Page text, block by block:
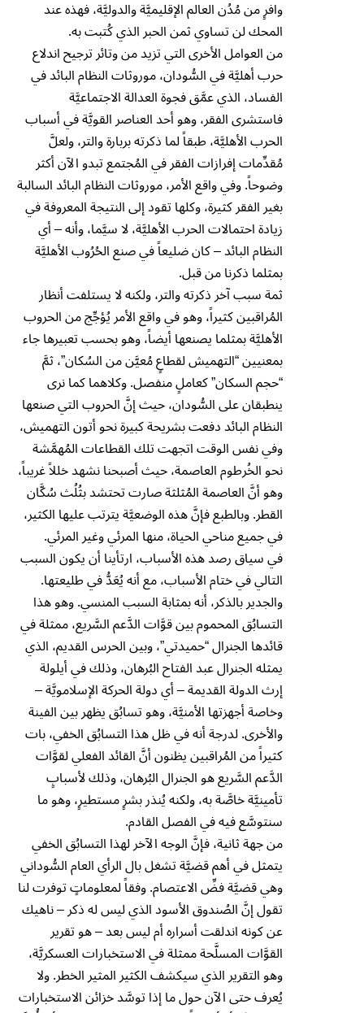
وافرٍ من مُدُن العالم الإقليميَّة والدوليَّة، فهذه عند
المحك لن تساوي ثمن الحبر الذي كُتبت به.
من العوامل الأخرى التي تزيد من وتائر ترجيح اندلاع
حرب أهليَّة في السُّودان، موروثات النظام البائد في
الفساد، الذي عمَّق فجوة العدالة الاجتماعيَّة
فاستشرى الفقر، وهو أحد العناصر القويَّة في أسباب
الحرب الأهليَّة، طبقاً لما ذكرته بربارة والتر، ولعلَّ
مُقدِّمات إفرازات الفقر في المُجتمع تبدو الآن أكثر
وضوحاً. وفي واقع الأمر، موروثات النظام البائد السالبة
بغير الفقر كثيرة، وكلها تقود إلى النتيجة المعروفة في
زيادة احتمالات الحرب الأهليَّة، لا سيَّما، وأنه – أي
النظام البائد – كان ضليعاً في صنع الحُرُوب الأهليَّة
بمثلما ذكرنا من قبل.
ثمة سبب آخر ذكرته والتر، ولكنه لا يستلفت أنظار
المُراقبين كثيراً، وهو في واقع الأمر يُؤجِّج من الحروب
الأهليَّة بمثلما يصنعها أيضاً، وهو بحسب تعبيرها جاء
بمعنيين “التهميش لقطاعٍ مُعيَّن من السُكان”، ثمَّ
“حجم السكان” كعاملٍ منفصل. وكلاهما كما نرى
ينطبقان على السُّودان، حيث إنَّ الحروب التي صنعها
النظام البائد دفعت بشريحة كبيرة نحو أتون التهميش،
وفي نفس الوقت اتجهت تلك القطاعات المُهمَّشة
نحو الخُرطوم العاصمة، حيث أصبحنا نشهد خللاً غريباً،
وهو أنَّ العاصمة المُثلثة صارت تحتشد بثُلُث سُكَّان
القطر. وبالطبع فإنَّ هذه الوضعيَّة يترتب عليها الكثير،
في جميع مناحي الحياة، منها المرئي وغير المرئي.
في سياق رصد هذه الأسباب، ارتأينا أن يكون السبب
التالي في ختام الأسباب، مع أنه يُعَدُّ في طليعتها.
والجدير بالذكر، أنه بمثابة السبب المنسي. وهو هذا
التسابُق المحموم بين قوَّات الدَّعم السَّريع، ممثلة في
قائدها الجنرال “حميدتي”، وبين الحرس القديم، الذي
يمثله الجنرال عبد الفتاح البُرهان، وذلك في أيلولة
إرث الدولة القديمة – أي دولة الحركة الإسلامويَّة –
وخاصة أجهزتها الأمنيَّة، وهو تسابُق يظهر بين الفينة
والأخرى. لدرجة أنه في ظل هذا التسابُق الخفي، بات
كثيراً من المُراقبين يظنون أنَّ القائد الفعلي لقوَّات
الدَّعم السَّريع هو الجنرال البُرهان، وذلك لأسبابٍ
تأمينيَّة خاصَّة به، ولكنه يُنذر بشرٍ مستطيرٍ، وهو ما
سنتوسَّع فيه في الفصل القادم.
من جهة ثانية، فإنَّ الوجه الآخر لهذا التسابُق الخفي
يتمثل في أهم قضيَّة تشغل بال الرأي العام السُّوداني
وهي قضيَّة فضِّ الاعتصام. وفقاً لمعلوماتٍ توفرت لنا
تقول إنَّ الصُندوق الأسود الذي ليس له ذكر – ناهيك
عن كونه اندلقت أسراره أم ليس بعد – هو تقرير
القوَّات المسلَّحة ممثلة في الاستخبارات العسكريَّة،
وهو التقرير الذي سيكشف الكثير المثير الخطر. ولا
يُعرف حتى الآن حول ما إذا توسَّد خزائن الاستخبارات